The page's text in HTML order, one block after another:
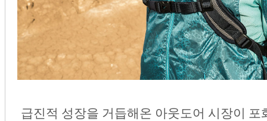
급진적 성장을 거듭해온 아웃도어 시장이